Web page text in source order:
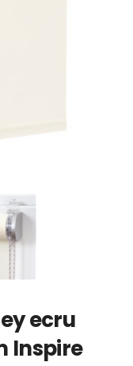
ecru
Inspire